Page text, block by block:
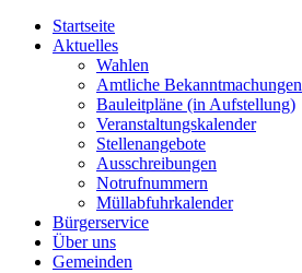
Startseite
Aktuelles
Wahlen
Amtliche Bekanntmachungen
Bauleitpläne (in Aufstellung)
Veranstaltungskalender
Stellenangebote
Ausschreibungen
Notrufnummern
Müllabfuhrkalender
Bürgerservice
Über uns
Gemeinden